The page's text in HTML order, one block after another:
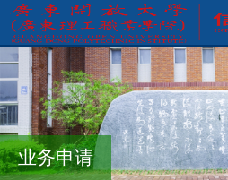
业务申请